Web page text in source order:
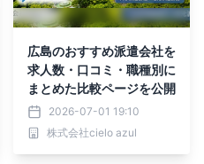
広島のおすすめ派遣会社を
求人数・口コミ・職種別に
まとめた比較ページを公開
2026-07-01 19:10
株式会社cielo azul